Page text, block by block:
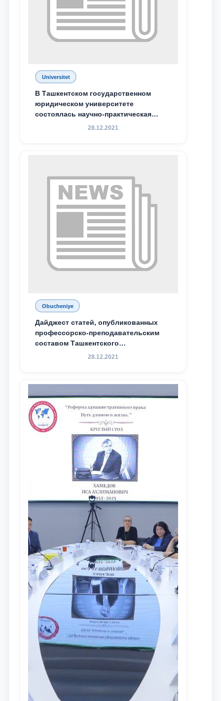
Universitet
В Ташкентском государственном
юридическом университете
состоялась научно-практическая
конференция магистрантов
28.12.2021
Obucheniye
Дайджест статей, опубликованных
профессорско-преподавательским
составом Ташкентского
государственного юридического
доведения до международного
сообщества результатов реформ и
исследований в сфере
противодействия коррупции
28.12.2021